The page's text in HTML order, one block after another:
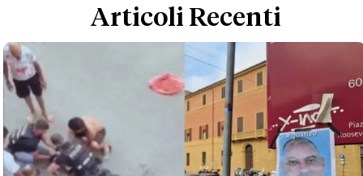
Articoli Recenti